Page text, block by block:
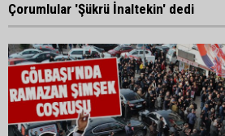
Çorumlular 'Şükrü İnaltekin' dedi